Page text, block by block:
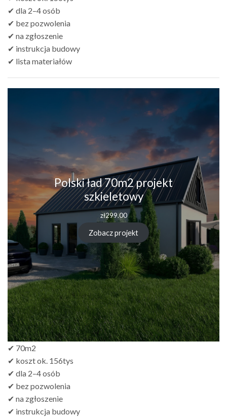
✔ dla 2–4 osób
✔ bez pozwolenia
✔ na zgłoszenie
✔ instrukcja budowy
✔ lista materiałów
Polski ład 70m2 projekt
szkieletowy
zł299.00
Zobacz projekt
✔ 70m2
✔ koszt ok. 156tys
✔ dla 2–4 osób
✔ bez pozwolenia
✔ na zgłoszenie
✔ instrukcja budowy